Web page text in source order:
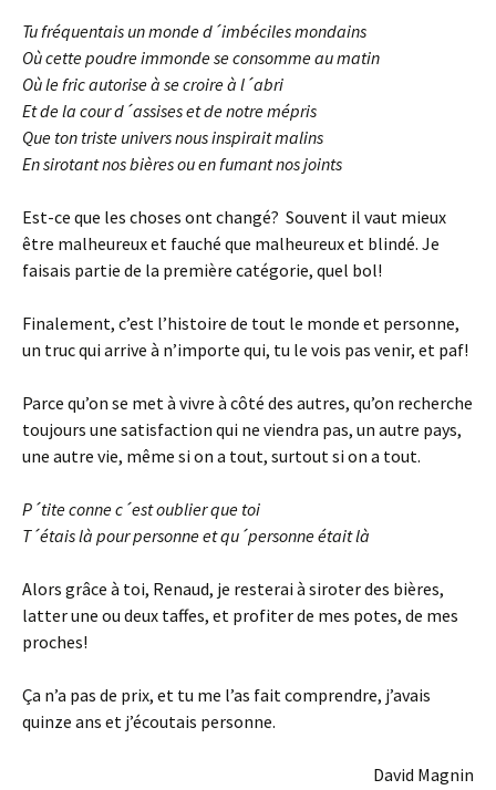
Tu fréquentais un monde d´imbéciles mondains
Où cette poudre immonde se consomme au matin
Où le fric autorise à se croire à l´abri
Et de la cour d´assises et de notre mépris
Que ton triste univers nous inspirait malins
En sirotant nos bières ou en fumant nos joints
Est-ce que les choses ont changé? Souvent il vaut mieux
être malheureux et fauché que malheureux et blindé. Je
faisais partie de la première catégorie, quel bol!
Finalement, c’est l’histoire de tout le monde et personne,
un truc qui arrive à n’importe qui, tu le vois pas venir, et paf!
Parce qu’on se met à vivre à côté des autres, qu’on recherche
toujours une satisfaction qui ne viendra pas, un autre pays,
une autre vie, même si on a tout, surtout si on a tout.
P´tite conne c´est oublier que toi
T´étais là pour personne et qu´personne était là
Alors grâce à toi, Renaud, je resterai à siroter des bières,
latter une ou deux taffes, et profiter de mes potes, de mes
proches!
Ça n’a pas de prix, et tu me l’as fait comprendre, j’avais
quinze ans et j’écoutais personne.
David Magnin